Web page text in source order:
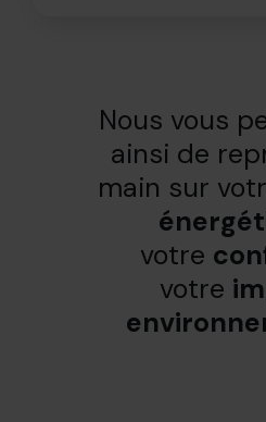
Nous vous
ainsi de
main sur
votre
votre